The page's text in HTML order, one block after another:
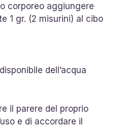
corporeo aggiungere
1 gr. (2 misurini) al cibo
dell’acqua
il parere del proprio
e di accordare il